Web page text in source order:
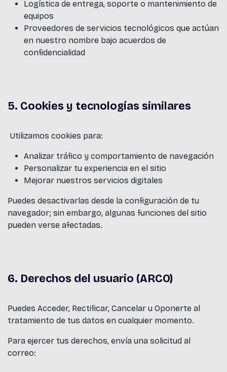
Logística de entrega, soporte o mantenimiento de
equipos
Proveedores de servicios tecnológicos que actúan
en nuestro nombre bajo acuerdos de
confidencialidad
5. Cookies y tecnologías similares
Utilizamos cookies para:
Analizar tráfico y comportamiento de navegación
Personalizar tu experiencia en el sitio
Mejorar nuestros servicios digitales
Puedes desactivarlas desde la configuración de tu
navegador; sin embargo, algunas funciones del sitio
pueden verse afectadas.
6. Derechos del usuario (ARCO)
Puedes Acceder, Rectificar, Cancelar u Oponerte al
tratamiento de tus datos en cualquier momento.
Para ejercer tus derechos, envía una solicitud al
correo: